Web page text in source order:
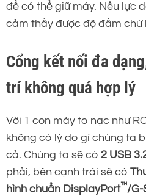
để có thể giữ máy. Nếu lực
cảm thấy được độ đầm chứ
Cổng kết nối đa
trí không quá hợp lý
Với 1 con máy to nạc như
không có lý do gì chúng ta
cả. Chúng ta sẽ có 2 USB
phải, bên cạnh trái sẽ có
hình chuẩn DisplayPort™/G-